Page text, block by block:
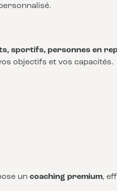
sportifs, personnes en
objectifs et vos capacités.
un coaching premium,